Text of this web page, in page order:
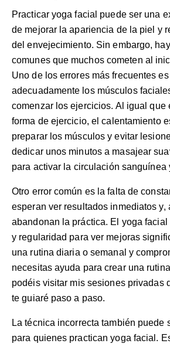
Practicar yoga facial puede ser una
de mejorar la apariencia de la piel y
del envejecimiento. Sin embargo,
comunes que muchos cometen al
Uno de los errores más frecuentes
adecuadamente los músculos
comenzar los ejercicios. Al igual que
forma de ejercicio, el calentamiento
preparar los músculos y evitar
dedicar unos minutos a masajear
para activar la circulación sanguínea
Otro error común es la falta de
esperan ver resultados inmediatos y,
abandonan la práctica. El yoga
y regularidad para ver mejoras
una rutina diaria o semanal y
necesitas ayuda para crear una
podéis visitar mis sesiones privadas
te guiaré paso a paso.
La técnica incorrecta también puede
para quienes practican yoga facial.